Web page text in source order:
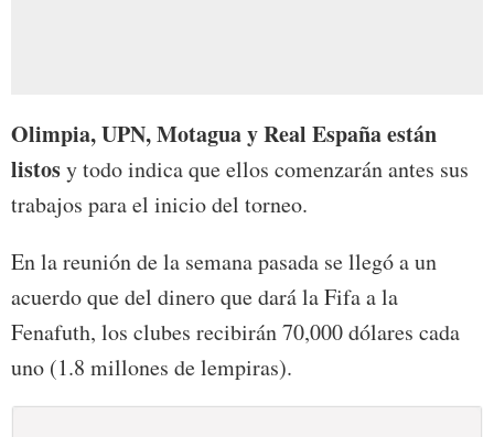
Olimpia, UPN, Motagua y Real España están
listosy todo indica que ellos comenzarán antes sus
trabajos para el inicio del torneo.
En la reunión de la semana pasada se llegó a un
acuerdo que del dinero que dará la Fifa a la
Fenafuth, los clubes recibirán 70,000 dólares cada
uno (1.8 millones de lempiras).